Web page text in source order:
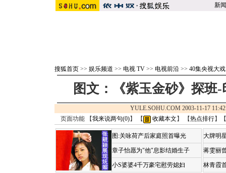
新闻
搜狐首页 >> 娱乐频道 >> 电视 TV >> 电视前沿 >> 40集央视大
图文：《紫玉金砂》探班
YULE.SOHU.COM 2003-11-17
页面功能 【我来说两句(0)】 【 收藏本文 】 【热点排行】【
图:关咏荷产后家庭照首曝光
章子怡愿为"他"息影结婚生子
小S婆婆4千万豪宅慰劳媳妇
大牌明
蒋雯丽
林青霞